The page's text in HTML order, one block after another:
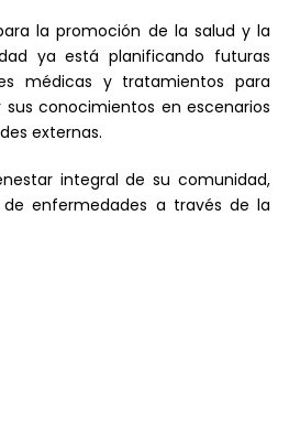
la promoción de la salud y la
ya está planificando futuras
médicas y tratamientos para
conocimientos en escenarios
externas.
integral de su comunidad,
enfermedades a través de la